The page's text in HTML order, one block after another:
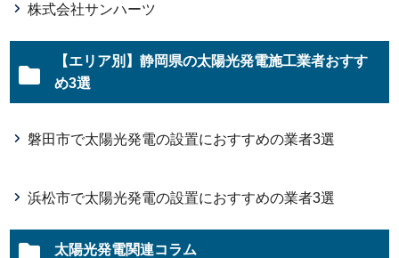
株式会社サンハーツ
【エリア別】静岡県の太陽光発電施工業者おすす
め3選
磐田市で太陽光発電の設置におすすめの業者3選
浜松市で太陽光発電の設置におすすめの業者3選
太陽光発電関連コラム